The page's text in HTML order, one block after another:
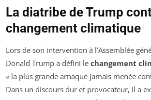
La diatribe de Trump
changement climatique
Lors de son intervention à l’Assemblée
Donald Trump a défini le changement
« la plus grande arnaque jamais menée
Dans un discours dur et provocateur, il a